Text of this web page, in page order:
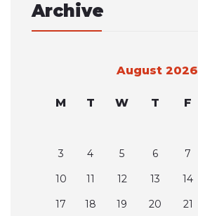
Archive
August 2026
M T W T F
3
4 5 6 7
10
11 12 13 14
17
18 19 20 21